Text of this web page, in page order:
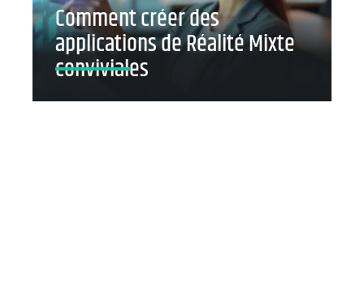
Comment créer des
applications de Réalité Mixte
conviviales